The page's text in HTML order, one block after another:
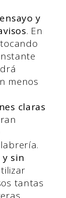
y
. En
menos
claras
sin
tantas